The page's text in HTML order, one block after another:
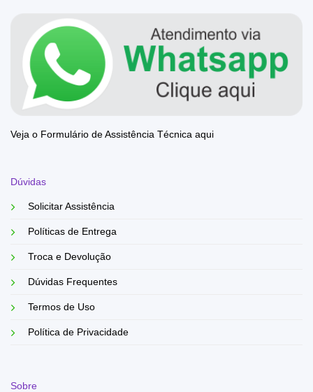
Veja o Formulário de Assistência Técnica aqui
Dúvidas
Solicitar Assistência
Políticas de Entrega
Troca e Devolução
Dúvidas Frequentes
Termos de Uso
Política de Privacidade
Sobre